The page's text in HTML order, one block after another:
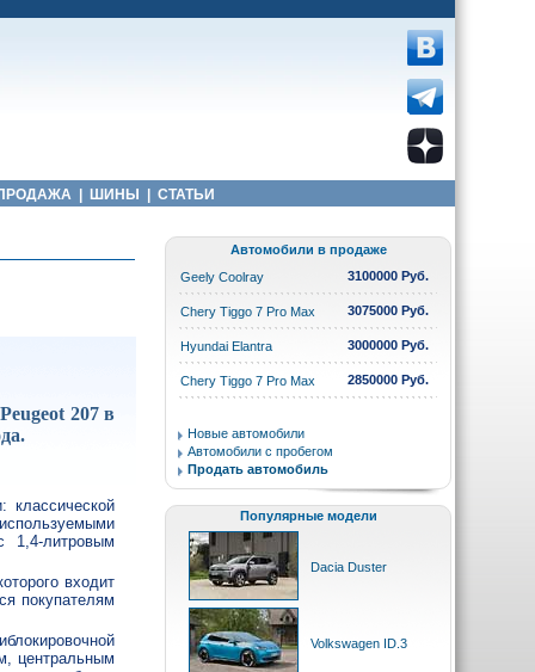
ШИНЫ СТАТЬИ
207 в
классической
1,4-литровым
входит
покупателям
центральным
Автомобили в продаже
Geely Coolray
3100000 Руб.
Chery Tiggo 7 Pro Max 3075000 Руб.
Hyundai Elantra 3000000 Руб.
Chery Tiggo 7 Pro Max 2850000 Руб.
Новые автомобили
Автомобили с пробегом
Продать автомобиль
Популярные модели
Dacia Duster
Volkswagen ID.3